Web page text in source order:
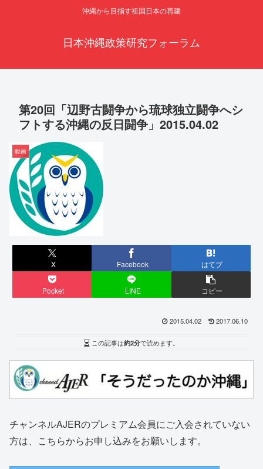
沖縄から目指す祖国日本の再建
日本沖縄政策研究フォーラム
第20回「辺野古闘争から琉球独立闘争へシ
フトする沖縄の反日闘争」2015.04.02
動画
X Facebook はてブ
Pocket LINE コピー
2015.04.02 2017.06.10
この記事は約2分で読めます。
チャンネルAJERのプレミアム会員にご入会されていない
方は、こちらからお申し込みをお願いします。